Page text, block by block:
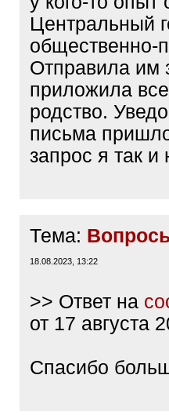
Центральный
общественно-
Отправила им
приложила
родство.
письма
запрос я так
Тема:
18.08.2023, 13:22
>> Ответ на
от 17 августа
Спасибо